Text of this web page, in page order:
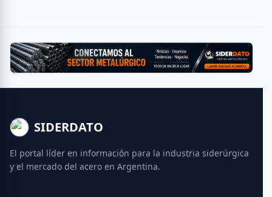
SIDERDATO
El portal líder en información para la industria siderúrgica
y el mercado del acero en Argentina.